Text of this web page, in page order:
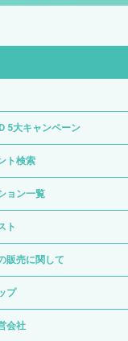
5大キャンペーン
ト検索
ョン一覧
ト
販売に関して
プ
会社